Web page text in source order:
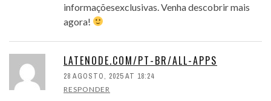
informaçõesexclusivas. Venha descobrir mais
agora!
LATENODE.COM/PT-BR/ALL-APPS
28 AGOSTO, 2025 AT 18:24
RESPONDER